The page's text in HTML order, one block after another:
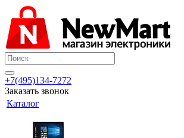
+7(495)134-7272
Заказать звонок
Каталог